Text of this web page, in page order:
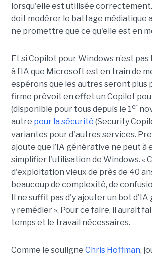
lorsqu'elle est utilisée
doit modérer le battage médiatique
ne promettre que ce qu'elle est en
Et si Copilot pour Windows n’est
à l’IA que Microsoft est en train de
espérons que les autres seront plus
firme prévoit en effet un Copilot
(disponible pour tous depuis le 1er
autre pour la sécurité (Security
variantes pour d'autres services.
ajoute que l’IA générative ne peut à
simplifier l'utilisation de Windows. «
d'exploitation vieux de près de 40
beaucoup de complexité, de
Il ne suffit pas d'y ajouter un bot
y remédier ». Pour ce faire, il aurait
temps et le travail nécessaires.
Comme le souligne Chris Hoffman,